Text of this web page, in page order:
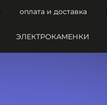
оплата и доставка
ЭЛЕКТРОКАМЕНКИ